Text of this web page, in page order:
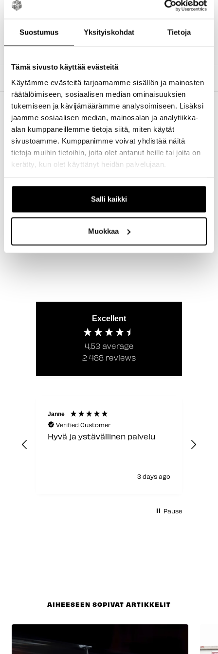
Suostumus Yksityiskohdat Tietoja
Tämä sivusto käyttää evästeitä
Käytämme evästeitä tarjoamamme sisällön ja mainosten
räätälöimiseen, sosiaalisen median ominaisuuksien
tukemiseen ja kävijämäärämme analysoimiseen. Lisäksi
jaamme sosiaalisen median, mainosalan ja analytiikka-
alan kumppaneillemme tietoja siitä, miten käytät
sivustoamme. Kumppanimme voivat yhdistää näitä
tietoja muihin tietoihin, joita olet antanut heille tai joita on
kerätty, kun olet käyttänyt heidän palvelujaan.
Salli kaikki
Muokkaa
vähintään 56 % biopohjaista hiilikuitua (edustaa
lohiöljyn suhdetta fossiilisiin lähteisiin).
TILAUS JA MAKSUTAVAT
Kirjoita ensimmäinen arvostelu
Excellent
4,53 average
2 488 reviews
Laura
Verified Customer
Jouhevaa asiointia
Jyväskylä, FI, 4 days ago
Pause
AIHEESEEN SOPIVAT ARTIKKELIT